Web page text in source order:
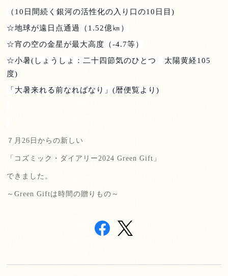
（ 10 日間続く銀河の活性化の入り口の10 日目)
☆地球が遠日点通過（ 1.52億㎞）
☆宵の空の金星が最大高度（‐4.7等）
☆小暑( しょうしょ：二十四節気のひとつ 太陽黄経105
度)
「大暑来れる前なればなり」(暦便覧より)
７月26 日からの新しい
「コズミック・ダイアリー2024 Green Gift 」
できました。
～Green Giftは時間の贈りもの～